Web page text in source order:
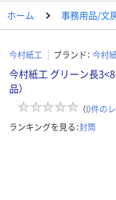
ホーム 事務用品/文
今村紙工 ブランド： 今村
今村紙工 グリーン長
品）
（0件の
ランキングを見る：封筒